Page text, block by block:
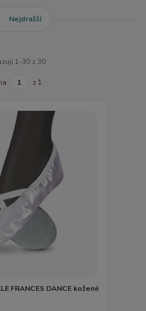
Nejdražší
1-30 z 30
z 1
FRANCES DANCE kožené